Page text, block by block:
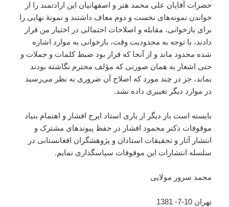
حضرات آقایان علی محمد هنر و اصفهانیان این ارادتمند را از
خواندن نمونه‌های نخست و دوم معاف داشتند و نمونهٔ نهایی را
برای بازخوانی، مقابله و اصلاحات احتمالی در اختیار من قرار
دادند، با توجه به محدودیت وقت، بازخوانی به موارد اشاره
شده محدود ماند و از آنجا که قرار بود ضبط کلمات و جملات و
حتی اشعار به همان صورتی که مؤلف محترم نگاشته بودند
بماند، جز در چند مورد که اصلاح آن ضروری به نظر می‌رسید
در موارد دیگر تغییری داده نشد.
بایسته است بار دیگر از یاری استاد ایرج افشار و اهتمام بنیاد
موقوفات دکتر محمود افشار در حفظ پیوندهای مشترک و
انتشار آثار و تحقیقات استادان و پژوهشگران افغانستانی در
سلسله انتشارات این موقوفات سپاسگذاری نمایم.
محمد سرور مولایی
تهران 10-7- 1381